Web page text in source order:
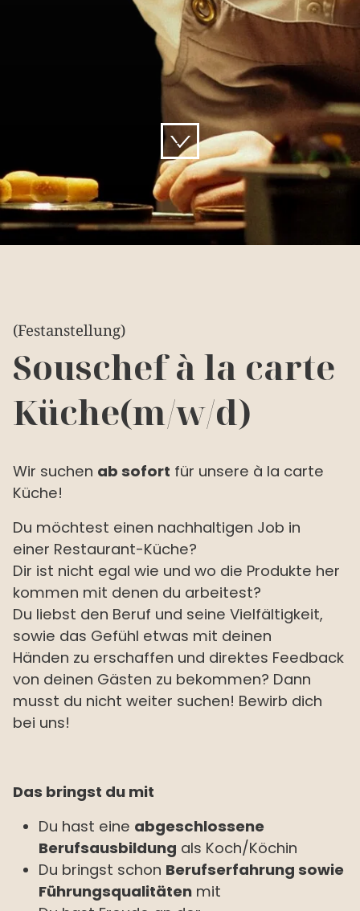
(Festanstellung)
Souschef à la carte
Küche(m/w/d)
Wir suchen ab sofort für unsere à la carte
Küche!
Du möchtest einen nachhaltigen Job in
einer Restaurant-Küche?
Dir ist nicht egal wie und wo die Produkte her
kommen mit denen du arbeitest?
Du liebst den Beruf und seine Vielfältigkeit,
sowie das Gefühl etwas mit deinen
Händen zu erschaffen und direktes Feedback
von deinen Gästen zu bekommen? Dann
musst du nicht weiter suchen! Bewirb dich
bei uns!
Das bringst du mit
Du hast eine abgeschlossene
Berufsausbildung als Koch/Köchin
Du bringst schon Berufserfahrung sowie
Führungsqualitätenmit